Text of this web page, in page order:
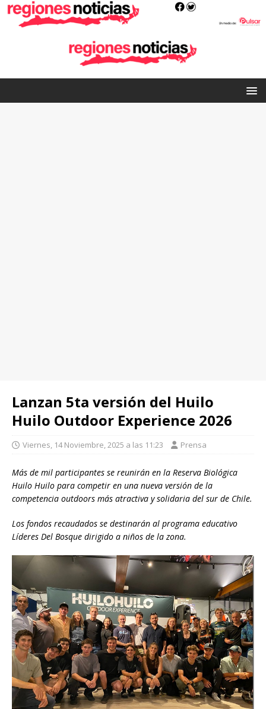
Lanzan 5ta versión del Huilo
Huilo Outdoor Experience 2026
Viernes, 14 Noviembre, 2025 a las 11:23 Prensa
Más de mil participantes se reunirán en la Reserva Biológica
Huilo Huilo para competir en una nueva versión de la
competencia outdoors más atractiva y solidaria del sur de Chile.
Los fondos recaudados se destinarán al programa educativo
Líderes Del Bosque dirigido a niños de la zona.